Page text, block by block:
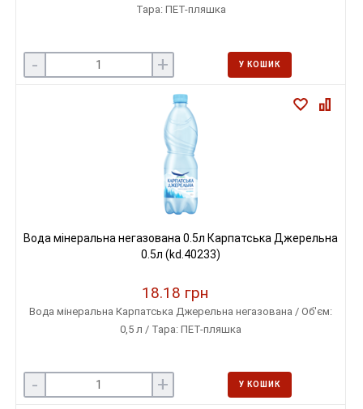
Тара: ПЕТ-пляшка
- + У КОШИК
Вода мінеральна негазована 0.5л Карпатська Джерельна
0.5л (kd.40233)
18.18 грн
Вода мінеральна Карпатська Джерельна негазована / Об'єм:
0,5 л / Тара: ПЕТ-пляшка
- + У КОШИК